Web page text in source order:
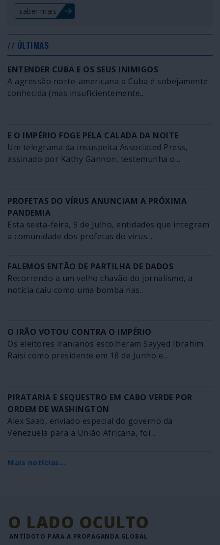
saber mais
// ÚLTIMAS
ENTENDER CUBA E OS SEUS INIMIGOS
A agressão norte-americana a Cuba é sobejamente
conhecida (mas insuficientemente...
E O IMPÉRIO FOGE PELA CALADA DA NOITE
Um telegrama da insuspeita Associated Press,
assinado por Kathy Gannon, testemunha o...
PROFETAS DO VÍRUS ANUNCIAM A PRÓXIMA
PANDEMIA
Esta sexta-feira, 9 de Julho, entidades que integram
a comunidade dos profetas do vírus...
FALEMOS ENTÃO DE PARTILHA DE DADOS
Recorrendo a um velho chavão do jornalismo, a
notícia caiu como uma bomba nas...
O IRÃO VOTOU CONTRA O IMPÉRIO
Os eleitores iranianos escolheram Sayyed Ibrahim
Raisi como presidente em 18 de Junho e...
PIRATARIA E SEQUESTRO EM CABO VERDE POR
ORDEM DE WASHINGTON
Alex Saab, enviado especial do governo da
Venezuela para a União Africana, foi...
Mais notícias...
O LADO OCULTO
ANTÍDOTO PARA A PROPAGANDA GLOBAL